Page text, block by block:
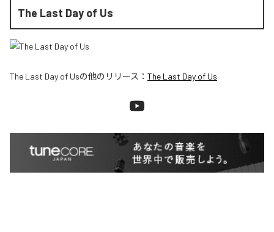
The Last Day of Us
The Last Day of Usの他のリリース： The Last Day of Us